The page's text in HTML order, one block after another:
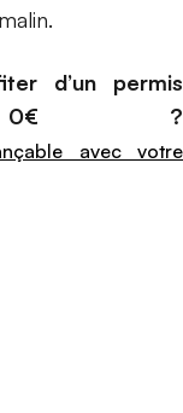
d’un permis
0€ ?
avec votre